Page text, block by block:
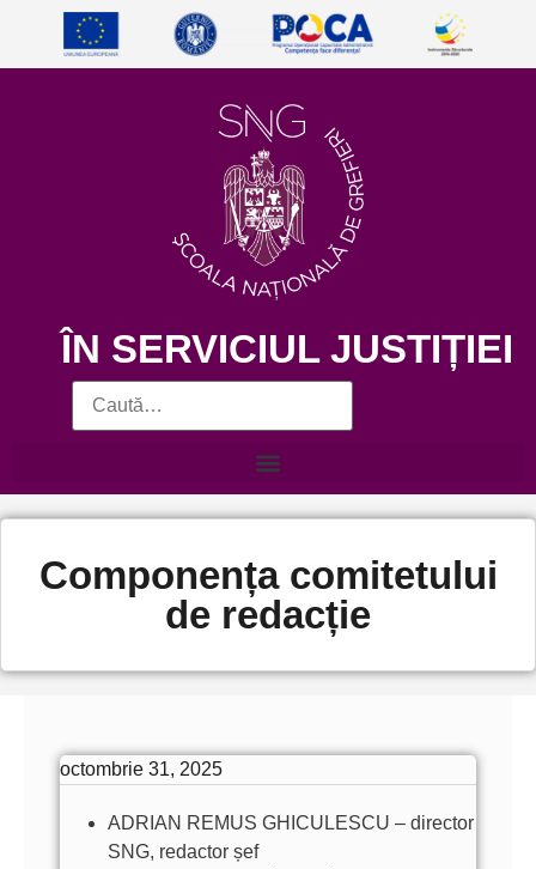
ÎN SERVICIUL JUSTIȚIEI
Componența comitetului
de redacție
octombrie 31, 2025
ADRIAN REMUS GHICULESCU – director
SNG, redactor șef